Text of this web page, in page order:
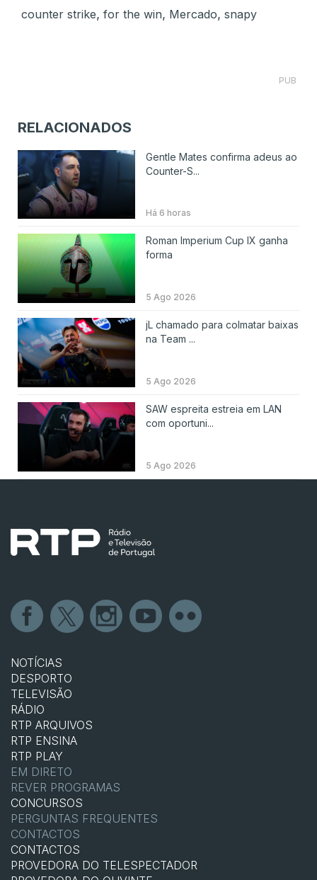
counter strike, for the win, Mercado, snapy
PUB
RELACIONADOS
Gentle Mates confirma adeus ao
Counter-S...
Há 6 horas
Roman Imperium Cup IX ganha
forma
5 Ago 2026
jL chamado para colmatar baixas
na Team ...
5 Ago 2026
SAW espreita estreia em LAN
com oportuni...
5 Ago 2026
NOTÍCIAS
DESPORTO
TELEVISÃO
RÁDIO
RTP ARQUIVOS
RTP ENSINA
RTP PLAY
EM DIRETO
REVER PROGRAMAS
CONCURSOS
PERGUNTAS FREQUENTES
CONTACTOS
CONTACTOS
PROVEDORA DO TELESPECTADOR